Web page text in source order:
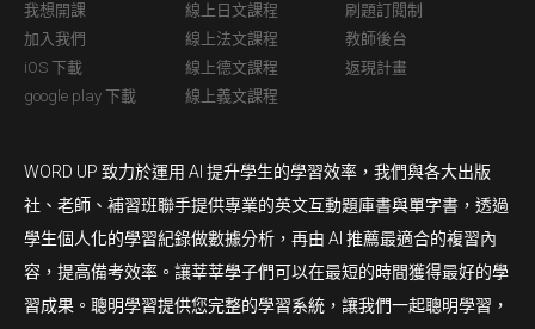
我想開課
加入我們
iOS 下載
google play 下載
線上日文課程
線上法文課程
線上德文課程
線上義文課程
刷題訂閱制
教師後台
返現計畫
WORD UP 致力於運用 AI 提升學生的學習效率，我們與各大出版
社、老師、補習班聯手提供專業的英文互動題庫書與單字書，透過
學生個人化的學習紀錄做數據分析，再由 AI 推薦最適合的複習內
容，提高備考效率。讓莘莘學子們可以在最短的時間獲得最好的學
習成果。聰明學習提供您完整的學習系統，讓我們一起聰明學習，